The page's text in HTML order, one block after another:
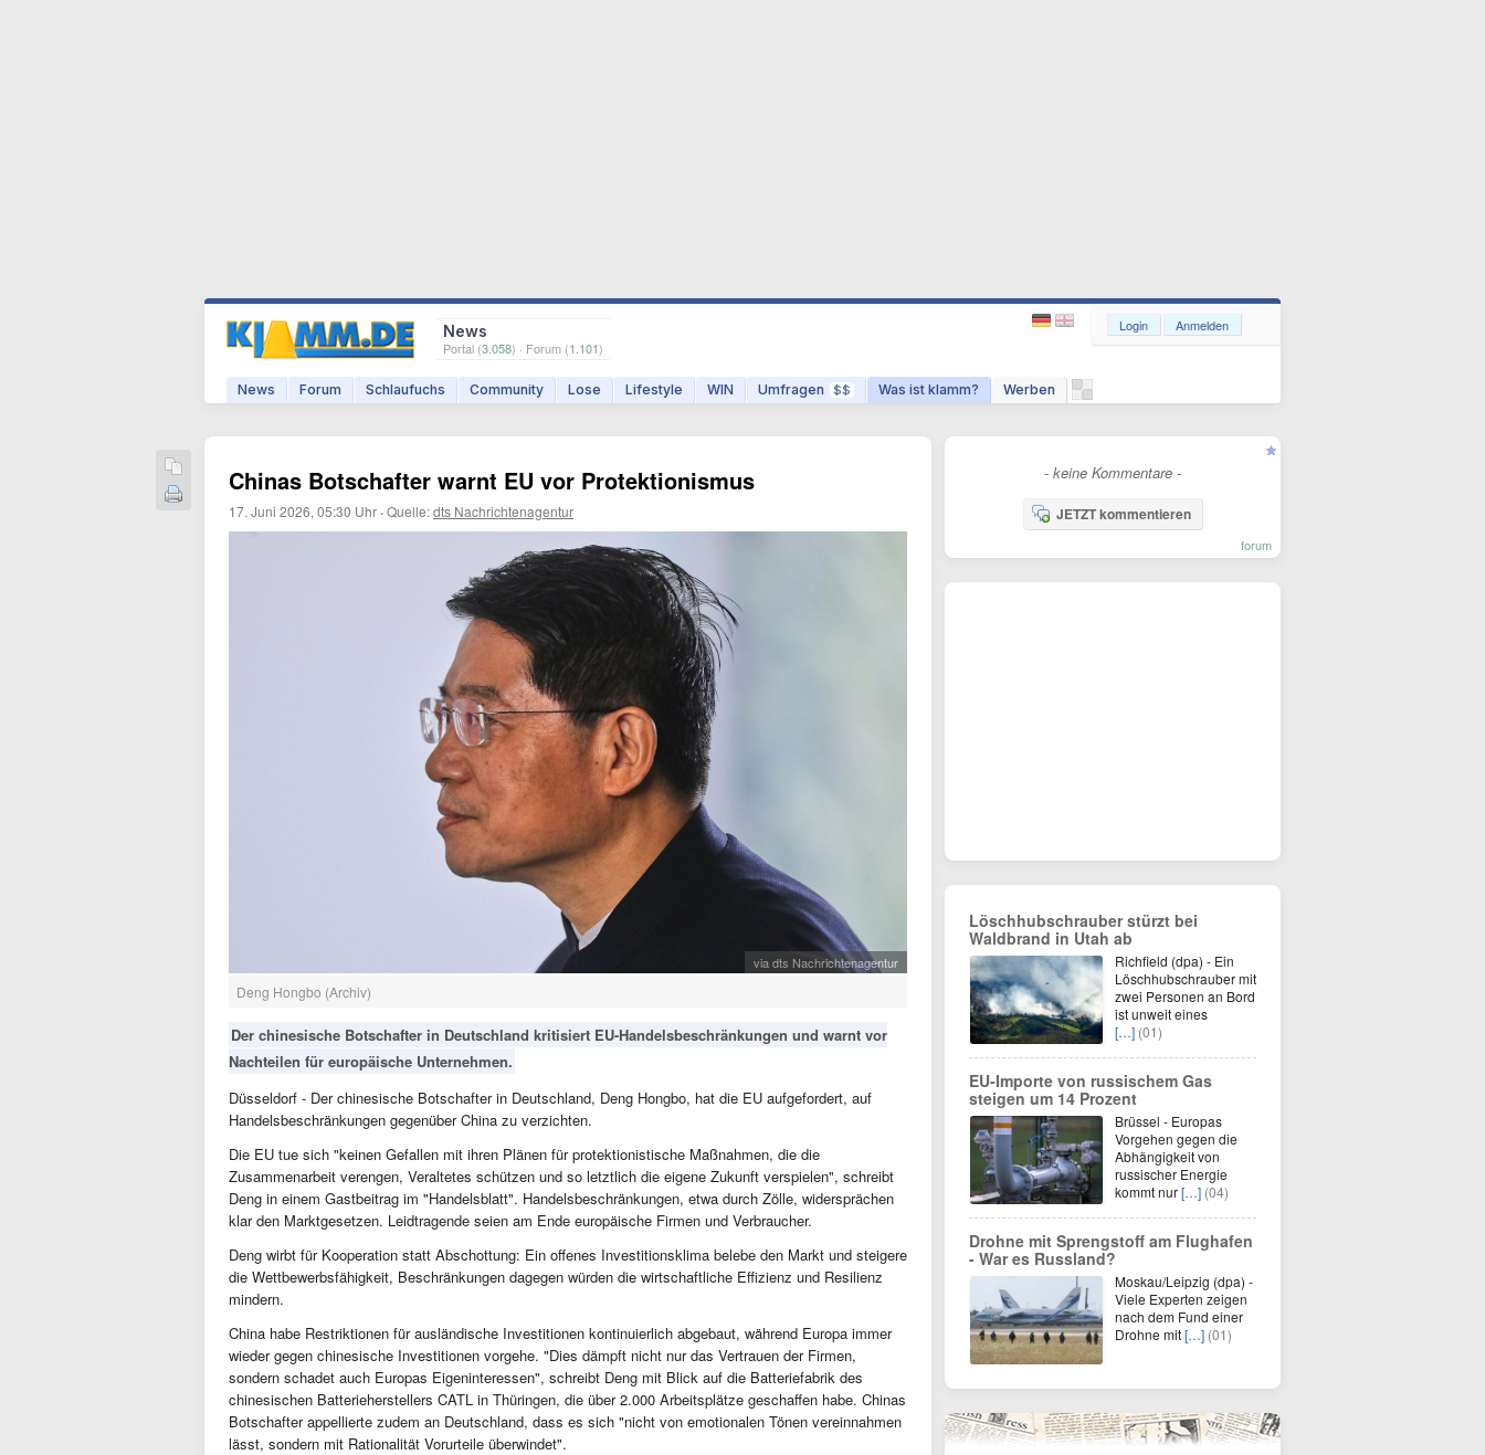
News
Portal (3.058) · Forum (1.101)
News Forum Schlaufuchs Community Lose Lifestyle WIN Umfragen $$ Was ist klamm? Werben
Login Anmelden
Chinas Botschafter warnt EU vor Protektionismus
17. Juni 2026, 05:30 Uhr ·Quelle:dts Nachrichtenagentur
via dts Nachrichtenagentur
Deng Hongbo (Archiv)
Der chinesische Botschafter in Deutschland kritisiert EU-Handelsbeschränkungen und warnt vor
Nachteilen für europäische Unternehmen.
Düsseldorf - Der chinesische Botschafter in Deutschland, Deng Hongbo, hat die EU aufgefordert, auf
Handelsbeschränkungen gegenüber China zu verzichten.
Die EU tue sich "keinen Gefallen mit ihren Plänen für protektionistische Maßnahmen, die die
Zusammenarbeit verengen, Veraltetes schützen und so letztlich die eigene Zukunft verspielen", schreibt
Deng in einem Gastbeitrag im "Handelsblatt". Handelsbeschränkungen, etwa durch Zölle, widersprächen
klar den Marktgesetzen. Leidtragende seien am Ende europäische Firmen und Verbraucher.
Deng wirbt für Kooperation statt Abschottung: Ein offenes Investitionsklima belebe den Markt und steigere
die Wettbewerbsfähigkeit, Beschränkungen dagegen würden die wirtschaftliche Effizienz und Resilienz
mindern.
China habe Restriktionen für ausländische Investitionen kontinuierlich abgebaut, während Europa immer
wieder gegen chinesische Investitionen vorgehe. "Dies dämpft nicht nur das Vertrauen der Firmen,
sondern schadet auch Europas Eigeninteressen", schreibt Deng mit Blick auf die Batteriefabrik des
chinesischen Batterieherstellers CATL in Thüringen, die über 2.000 Arbeitsplätze geschaffen habe. Chinas
Botschafter appellierte zudem an Deutschland, dass es sich "nicht von emotionalen Tönen vereinnahmen
lässt, sondern mit Rationalität Vorurteile überwindet".
- keine Kommentare -
JETZT kommentieren
forum
Löschhubschrauber stürzt bei
Waldbrand in Utah ab
Richfield (dpa) - Ein
Löschhubschrauber mit
zwei Personen an Bord
ist unweit eines
[…] (01)
EU-Importe von russischem Gas
steigen um 14 Prozent
Brüssel - Europas
Vorgehen gegen die
Abhängigkeit von
russischer Energie
kommt nur[…] (04)
Drohne mit Sprengstoff am Flughafen
- War es Russland?
Moskau/Leipzig (dpa) -
Viele Experten zeigen
nach dem Fund einer
Drohne mit[…] (01)